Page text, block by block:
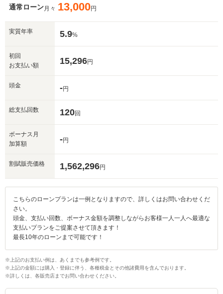
通常ローン月々 13,000円
実質年率 5.9%
初回
お支払い額
15,296円
頭金 -円
総支払回数 120回
ボーナス月
加算額
-円
割賦販売価格 1,562,296円
こちらのローンプランは一例となりますので、詳しくはお問い合わせくだ
さい。
頭金、支払い回数、ボーナス金額を調整しながらお客様一人一人へ最適な
支払いプランをご提案させて頂きます！
最長10年のローンまで可能です！
※上記のお支払い例は、あくまでも参考例です。
※上記の金額には購入・登録に伴う、各種税金とその他諸費用を含んでおります。
※詳しくは、各販売店までお問い合わせください。